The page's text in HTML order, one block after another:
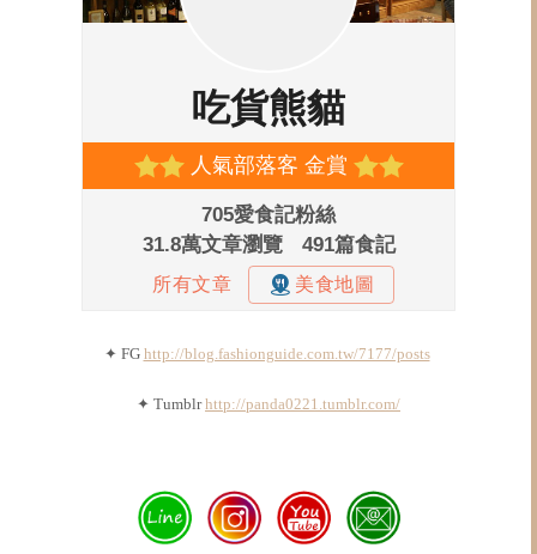
✦ FG http://blog.fashionguide.com.tw/7177/posts
✦ Tumblrhttp://panda0221.tumblr.com/